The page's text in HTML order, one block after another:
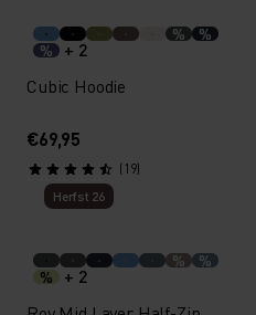
%
%
%
+ 2
Cubic Hoodie
€69,95
(19)
Herfst 26
%
%
%
+ 2